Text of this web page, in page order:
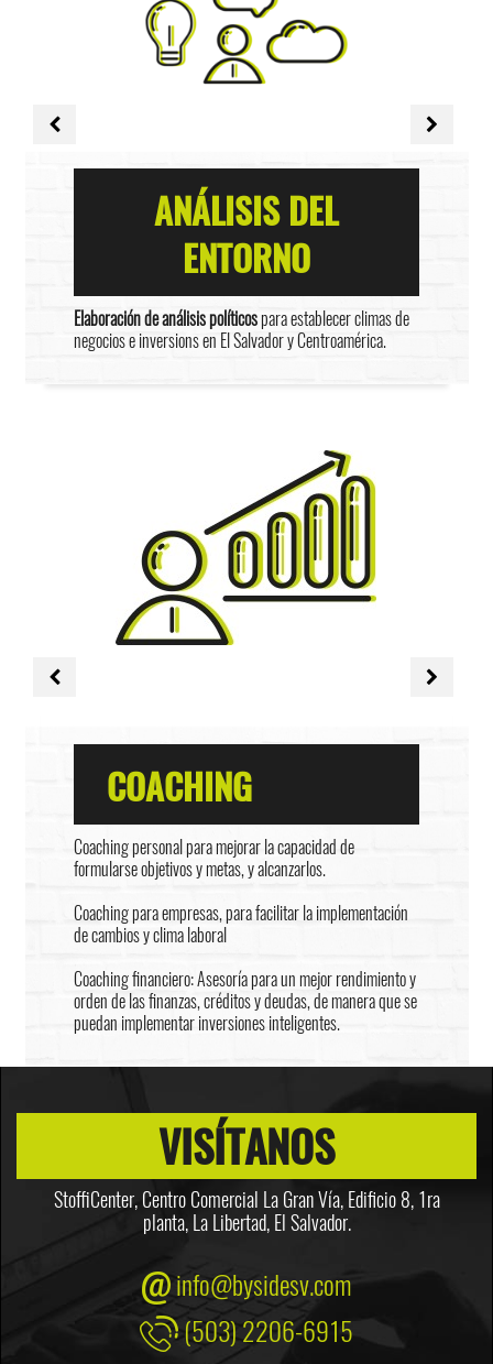
ANÁLISIS DEL
ENTORNO
Elaboración de análisis políticospara establecer climas de
negocios e inversions en El Salvador y Centroamérica.
COACHING
Coaching personal para mejorar la capacidad de
formularse objetivos y metas, y alcanzarlos.
Coaching para empresas, para facilitar la implementación
de cambios y clima laboral
Coaching financiero: Asesoría para un mejor rendimiento y
orden de las finanzas, créditos y deudas, de manera que se
puedan implementar inversiones inteligentes.
VISÍTANOS
StoffiCenter, Centro Comercial La Gran Vía, Edificio 8,1ra
planta, La Libertad, El Salvador.
info@bysidesv.com
(503) 2206-6915